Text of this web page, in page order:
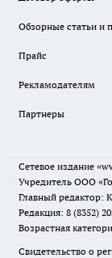
Обзорные статьи и
Прайс
Рекламодателям
Партнеры
Сетевое издание
Учредитель ООО
Главный редактор:
Редакция: 8 (8352)
Возрастная
Свидетельство о